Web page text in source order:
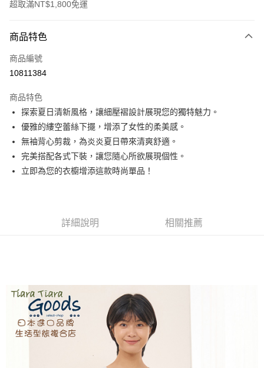
超取滿NT$1,800免運
信用卡一次付款
超商取貨付款
Apple Pay
街口支付
悠遊付
Google Pay
AFTEE先享後付
２．便利：只要手機號碼，簡訊認證，即可結帳。
３．安心：先確認商品／服務後，再付款。
【「AFTEE先享後付」結帳流程】
１．於結帳方式選擇「AFTEE先享後付」後，將跳轉至「AFTEE先享後付」
結帳頁面，進行簡訊認證並確認金額後，即可完成結帳。
２．訂單成立數日內，您將收到繳費通知簡訊。
３．收到繳費通知簡訊後14天內，點擊此簡訊中的連結，可透過四大超商／
運送方式
全家取貨付款
每筆NT$60，滿NT$1,800(含以上)免運費
付款後全家取貨
每筆NT$60，滿NT$1,800(含以上)免運費
商品特色
商品編號
10811384
商品特色
探索夏日清新風格，讓細壓褶設計展現您的獨特魅力。
優雅的縷空蕾絲下擺，增添了女性的柔美感。
無袖背心剪裁，為炎炎夏日帶來清爽舒適。
完美搭配各式下裝，讓您隨心所欲展現個性。
立即為您的衣櫥增添這款時尚單品！
詳細說明 相關推薦